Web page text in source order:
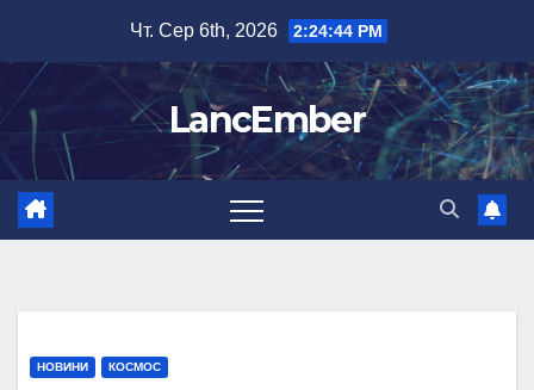
вмісту
Чт. Сер 6th, 2026 2:24:45 PM
LancEmber
НОВИНИ КОСМОС